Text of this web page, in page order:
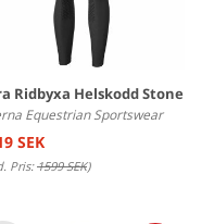
Ridbyxa Helskodd Stone
Equestrian Sportswear
SEK
Pris:1599 SEK)